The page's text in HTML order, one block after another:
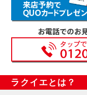
ラクイエとは？